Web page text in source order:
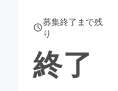
募集終了まで残
り
終了